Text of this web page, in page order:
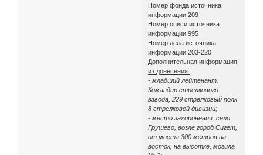
Номер фонда источника
информации 209
Номер описи источника
информации 995
Номер дела источника
информации 203-220
Дополнительная информация
из донесения:
- младший лейтенант.
Командир стрелкового
взвода, 229 стрелковый полк
8 стрелковой дивизии;
- место захоронения: село
Грушево, возле город Сигет,
от моста 300 метров на
восток, на высотке, могила